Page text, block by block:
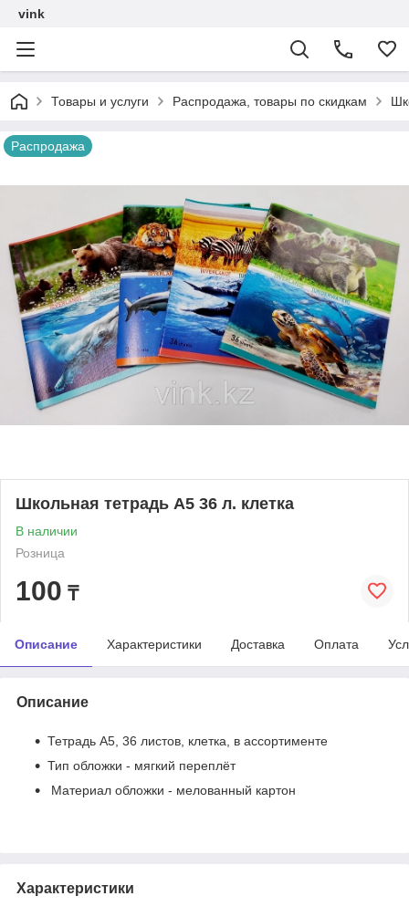
vink
Товары и услуги Распродажа, товары по скидкам
Распродажа
Школьная тетрадь А5 36 л. клетка
В наличии
Розница
100 ₸
Описание Характеристики Доставка Оплата
Описание
Тетрадь А5, 36 листов, клетка, в ассортименте
Тип обложки - мягкий переплёт
Материал обложки - мелованный картон
Характеристики